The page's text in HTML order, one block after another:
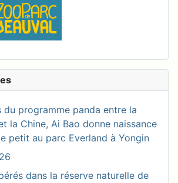
du programme panda entre la
la Chine, Ai Bao donne naissance
petit au parc Everland à Yongin
dans la réserve naturelle de